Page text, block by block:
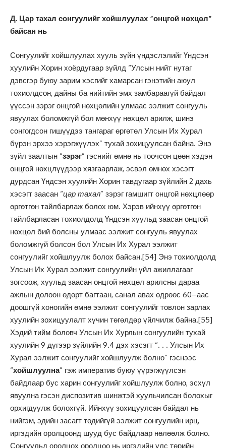
Д. Цар тахал сонгуулийг хойшлуулах “онцгой нөхцөл”
байсан нь
Сонгуулийг хойшлуулах хууль зүйн үндэслэлийг Үндсэн
хуулийн Хорин хоёрдугаар зүйлд “Улсын нийт нутаг
дэвсгэр буюу зарим хэсгийг хамарсан гэнэтийн аюул
тохиолдсон, дайны ба нийтийн эмх замбараагүй байдал
үүссэн зэрэг онцгой нөхцөлийн улмаас ээлжит сонгууль
явуулах боломжгүй бол мөнхүү нөхцөл арилж, шинэ
сонгогдсон гишүүдээ тангараг өргөтөл Улсын Их Хурал
бүрэн эрхээ хэрэгжүүлэх” тухай зохицуулсан байна. Энэ
зүйл заалтын “зэрэг” гэснийг өмнө нь тоочсон цөөн хэдэн
онцгой нөхцлүүдээр хязгаарлаж, эсвэл өмнөх хэсэгт
дурдсан Үндсэн хуулийн Хорин тавдугаар зүйлийн 2 дахь
хэсэгт заасан “цар тахал” зэрэг гамшигт онцгой нөхцлөөр
өргөтгөн тайлбарлаж болох юм. Хэрэв ийнхүү өргөтгөн
тайлбарласан тохиолдолд Үндсэн хуульд заасан онцгой
нөхцөл бий болсны улмаас ээлжит сонгууль явуулах
боломжгүй болсон бол Улсын Их Хурал ээлжит
сонгуулийг хойшлуулж болох байсан.[54] Энэ тохиолдолд
Улсын Их Хурал ээлжит сонгуулийн үйл ажиллагааг
зогсоож, хуульд заасан онцгой нөхцөл арилсны дараа
ажлын долоон өдөрт багтаан, санал авах өдрөөс 60–аас
доошгүй хоногийн өмнө ээлжит сонгуулийг товлон зарлах
хуулийн зохицуулалт хүчин төгөлдөр үйлчилж байна.[55]
Хэдий тийм боловч Улсын Их Хурлын сонгуулийн тухай
хуулийн 9 дүгээр зүйлийн 9.4 дэх хэсэгт “. . . Улсын Их
Хурал ээлжит сонгуулийг хойшлуулж болно” гэснээс
“хойшлуулна” гэж императив буюу үүрэгжүүлсэн
байдлаар бус харин сонгуулийг хойшлуулж болно, эсхүл
явуулна гэсэн диспозитив шинжтэй хуульчилсан болохыг
орхигдуулж болохгүй. Ийнхүү зохицуулсан байдал нь
нийгэм, эдийн засагт төдийгүй ээлжит сонгуулийн ирц,
иргэдийн оролцоонд шууд бус байдлаар нөлөөлж болно.
Сонгуульд оролцох оролцоо нь иргэдийн улс төрийн